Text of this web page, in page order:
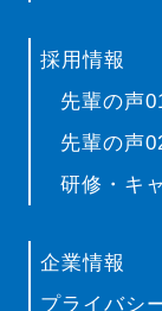
採用情報
先輩の声
先輩の声
研修・キ
企業情報
プライバシ